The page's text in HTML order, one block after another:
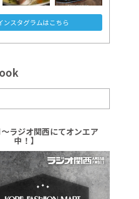
ンスタグラムはこちら
～ラジオ関西にてオンエア
中！】